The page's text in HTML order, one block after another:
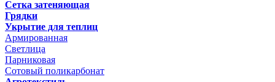
Сетка затеняющая
Грядки
Укрытие для теплиц
Армированная
Светлица
Парниковая
Сотовый поликарбонат